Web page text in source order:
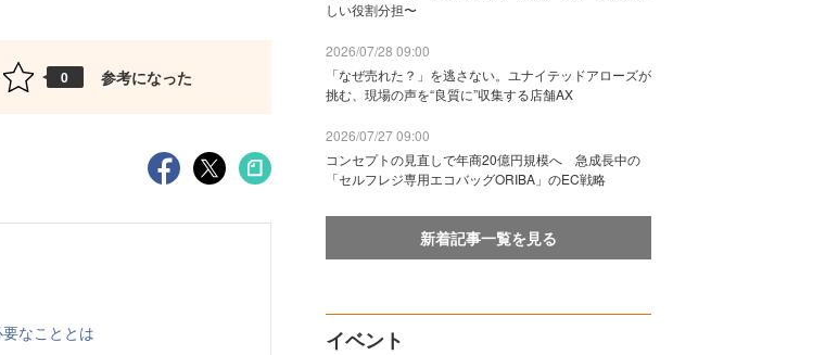
0 参考になった
なこととは
しい役割分担〜
2026/07/28 09:00
「なぜ売れた？」を逃さない。ユナイテッドアローズが
挑む、現場の声を“良質に”収集する店舗AX
2026/07/27 09:00
コンセプトの見直しで年商20億円規模へ 急成長中の
「セルフレジ専用エコバッグORIBA」のEC戦略
新着記事一覧を見る
イベント